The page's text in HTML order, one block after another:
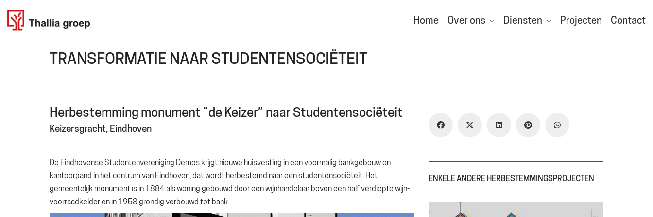
Home Over ons Diensten Projecten Contact
TRANSFORMATIE NAAR STUDENTENSOCIËTEIT
Herbestemming monument “de Keizer” naar Studentensociëteit
Keizersgracht, Eindhoven
De Eindhovense Studentenvereniging Demos krijgt nieuwe huisvesting in een voormalig bankgebouw en
kantoorpand in het centrum van Eindhoven, dat wordt herbestemd naar een studentensociëteit. Het
gemeentelijk monument is in 1884 als woning gebouwd door een wijnhandelaar boven een half verdiepte wijn-
voorraadkelder en in 1953 grondig verbouwd tot bank.
ENKELE ANDERE HERBESTEMMINGSPROJECTEN